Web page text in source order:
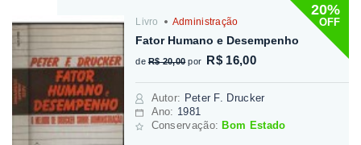
20%
OFF
Livro Administração
Fator Humano e Desempenho
de R$ 20,00 por R$ 16,00
Autor: Peter F. Drucker
Ano: 1981
Conservação: Bom Estado